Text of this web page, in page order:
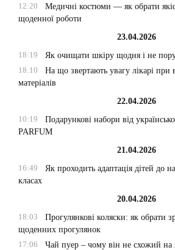
12:20
Медичні костюми — як обрати
щоденної роботи
23.04.2026
18:19
Як очищати шкіру щодня і не
18:10
На що звертають увагу лікарі при
матеріалів
22.04.2026
10:19
Подарункові набори від
PARFUM
21.04.2026
16:49
Як проходить адаптація дітей до
класах
20.04.2026
18:03
Прогулянкові коляски: як обрати
щоденних прогулянок
17:06
Чай пуер – чому він не схожий на